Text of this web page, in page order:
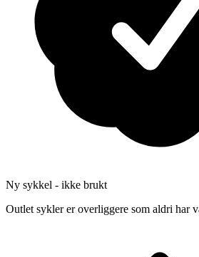
Ny sykkel - ikke brukt
Outlet sykler er overliggere som aldri har